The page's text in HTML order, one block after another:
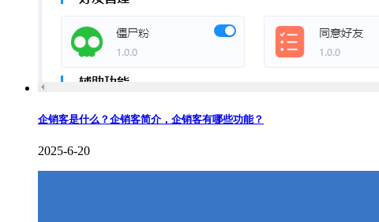
企销客是什么？企销客简介，企销客有哪些功能？
2025-6-20